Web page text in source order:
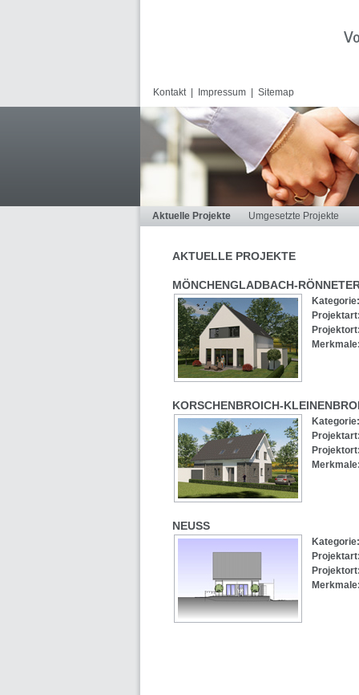
Kontakt| Impressum Sitemap
Aktuelle Projekte Umgesetzte Projekte
AKTUELLE PROJEKTE
MÖNCHENGLADBACH-
Kategorie:
KORSCHENBROICH-
NEUSS
Kategorie: